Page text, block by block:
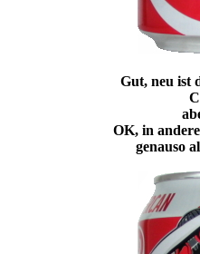
Gut, neu ist
OK, in
genauso